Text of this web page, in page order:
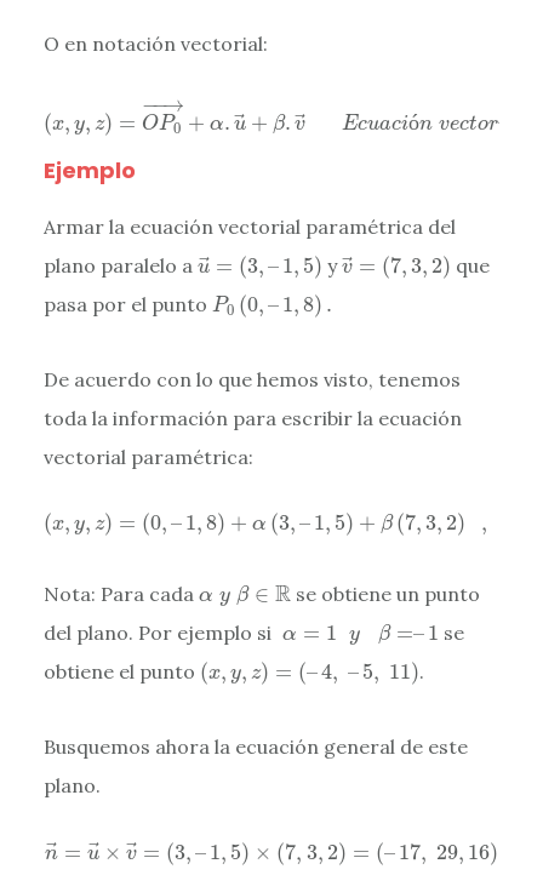
O en notación vectorial:
(x, y, z) =
−
−→
OP0 + α. u + β. v Ecuación vectori
OP0→
Ejemplo
Armar la ecuación vectorial paramétrica del
plano paralelo a u = (3,–1, 5)
u =(3 1 5) yv = (7,3, 2)
v→ =(7 3, 2)
que
pasa por el punto P0 (0,– 1,8) .
P0 (0 1,8 ).
De acuerdo con lo que hemos visto, tenemos
toda la información para escribir la ecuación
vectorial paramétrica:
(x, y, z) = (0,–1,8) + α (3,–1, 5) + β (7, 3, 2) ,
x,y = 0,– 1 8) +α – ,5 + (7,3, 2) co
Nota: Para cada α y β ∈ R
α yβ ∈ R
se obtiene un punto
del plano. Por ejemplo si α = 1 y β =–1
α= β= –1
se
obtiene el punto (x, y, z) = (–4, –5, 11)
(x, y,z )= ,– 5, .
Busquemos ahora la ecuación general de este
plano.
n = u × v = (3, –1, 5) × (7, 3, 2) = (– 17, 29, 16)
n→ = u ×v→ =( 3,– 1 ,5)× 7, 3,2 – 17,29 ,16